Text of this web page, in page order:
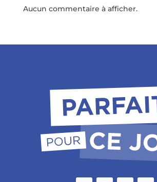
Aucun commentaire à afficher.